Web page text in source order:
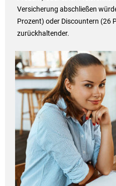
Versicherung abschließen
Prozent) oder Discountern (26
zurückhaltender.